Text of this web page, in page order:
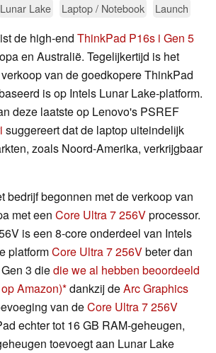
Lunar Lake Laptop / Notebook Launch
de high-end ThinkPad P16s i Gen 5
en Australië. Tegelijkertijd is het
van de goedkopere ThinkPad
is op Intels Lunar Lake-platform.
deze laatste op Lenovo's PSREF
suggereert dat de laptop uiteindelijk
zoals Noord-Amerika, verkrijgbaar
bedrijf begonnen met de verkoop van
met een Core Ultra 7 256Vprocessor.
is een 8-core onderdeel van Intels
platformCore Ultra 7 256Vbeter dan
3 diedie we al hebben beoordeeld
Amazon) dankzij deArc Graphics
van deCore Ultra 7 256V
echter tot 16 GB RAM-geheugen,
toevoegt aan Lunar Lake